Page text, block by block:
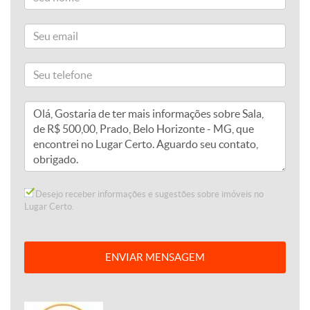
Desejo receber informações e sugestões sobre imóveis no
Lugar Certo.
ENVIAR MENSAGEM